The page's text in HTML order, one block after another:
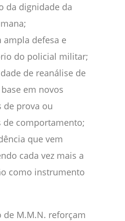
da dignidade da
ampla defesa e
do policial militar;
de reanálise de
em novos
de prova ou
de comportamento;
que vem
cada vez mais a
como instrumento
de M.M.N. reforçam